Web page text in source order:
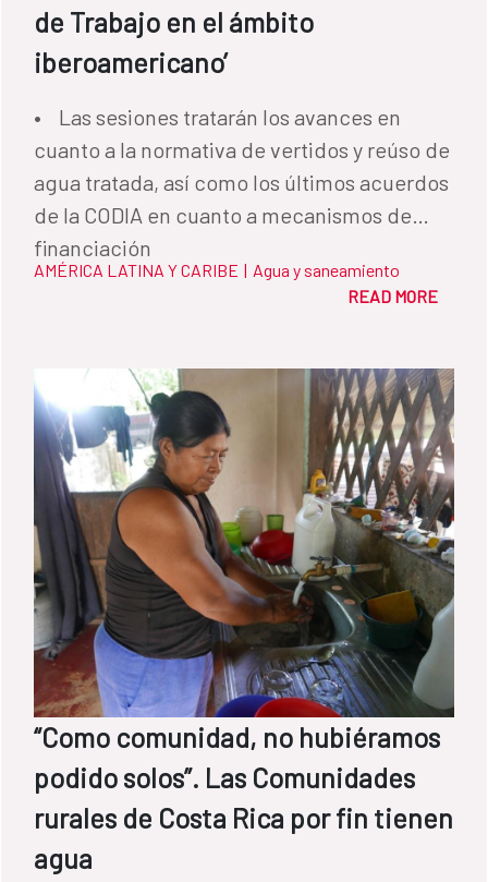
de Trabajo en el ámbito
iberoamericano’
• Las sesiones tratarán los avances en
cuanto a la normativa de vertidos y reúso de
agua tratada, así como los últimos acuerdos
de la CODIA en cuanto a mecanismos de
financiación
AMÉRICA LATINA Y CARIBE | Agua y saneamiento
READ MORE
“Como comunidad, no hubiéramos
podido solos”. Las Comunidades
rurales de Costa Rica por fin tienen
agua